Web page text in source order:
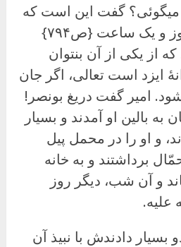
میگوئی؟ گفت این است که
بنده گفت و در یک روز و یک ساعت {ص۷۹۴}
از یکی از آن بنتوان
ایزد است تعالی، اگر جان
امیر گفت دریغ بونصر!
بالین او آمدند و بسیار
و او را در محمل پیل
برداشتند و به خانه
و آن شب، دیگر روز
علیه.
دادندش با نبیذ آن